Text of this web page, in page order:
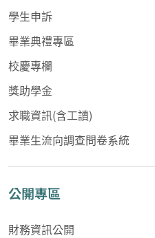
學生申訴
畢業典禮專區
校慶專欄
獎助學金
求職資訊(含工讀)
畢業生流向調查問卷系統
公開專區
財務資訊公開